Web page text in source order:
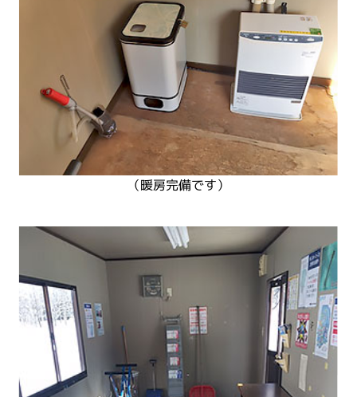
（暖房完備です）